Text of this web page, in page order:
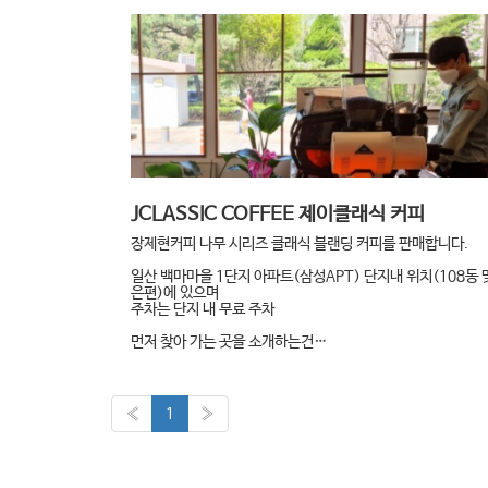
JCLASSIC COFFEE 제이클래식 커피
장제현커피 나무 시리즈 클래식 블랜딩 커피를 판매합니다.
일산 백마마을 1단지 아파트(삼성APT) 단지내 위치(108동
은편)에 있으며
주차는 단지 내 무료 주차
먼저 찾아 가는 곳을 소개하는건…
« 1 »